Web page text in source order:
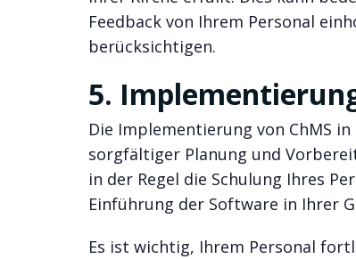
Feedback von Ihrem Personal
berücksichtigen.
5.
Die Implementierung von ChMS
sorgfältiger Planung und
in der Regel die Schulung Ihres
Einführung der Software in Ihrer
Es ist wichtig, Ihrem Personal